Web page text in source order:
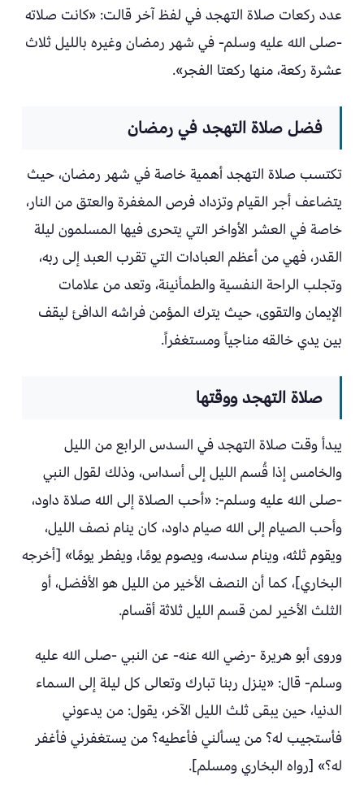
عدد ركعات صلاة التهجد في لفظ آخر قالت: «كانت صلاته
-صلى الله عليه وسلم- في شهر رمضان وغيره بالليل ثلاث
عشرة ركعة، منها ركعتا الفجر».
فضل صلاة التهجد في رمضان
تكتسب صلاة التهجد أهمية خاصة في شهر رمضان، حيث
يتضاعف أجر القيام وتزداد فرص المغفرة والعتق من النار،
خاصة في العشر الأواخر التي يتحرى فيها المسلمون ليلة
القدر، فهي من أعظم العبادات التي تقرب العبد إلى ربه،
وتجلب الراحة النفسية والطمأنينة، وتعد من علامات
الإيمان والتقوى، حيث يترك المؤمن فراشه الدافئ ليقف
بين يدي خالقه مناجياً ومستغفراً.
صلاة التهجد ووقتها
يبدأ وقت صلاة التهجد في السدس الرابع من الليل
والخامس إذا قُسم الليل إلى أسداس، وذلك لقول النبي
-صلى الله عليه وسلم-: «أحب الصلاة إلى الله صلاة داود،
وأحب الصيام إلى الله صيام داود، كان ينام نصف الليل،
ويقوم ثلثه، وينام سدسه، ويصوم يومًا، ويفطر يومًا» [أخرجه
البخاري]، كما أن النصف الأخير من الليل هو الأفضل، أو
الثلث الأخير لمن قسم الليل ثلاثة أقسام.
وروى أبو هريرة -رضي الله عنه- عن النبي -صلى الله عليه
وسلم- قال: «ينزل ربنا تبارك وتعالى كل ليلة إلى السماء
الدنيا، حين يبقى ثلث الليل الآخر، يقول: من يدعوني
فأستجيب له؟ من يسألني فأعطيه؟ من يستغفرني فأغفر
له؟» [رواه البخاري ومسلم].